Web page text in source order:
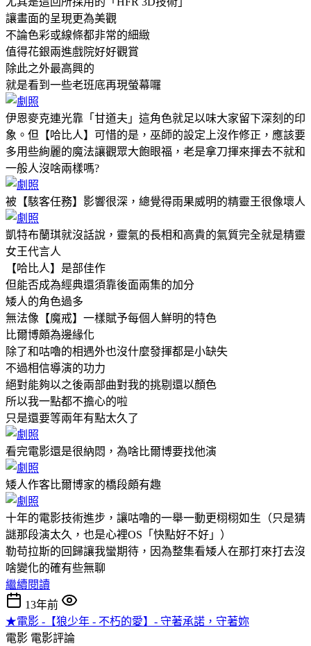
讓畫面的呈現更為美觀
不論色彩或線條都非常的細緻
值得花銀兩進戲院好好觀賞
除此之外最高興的
就是看到一些老班底再現螢幕囉
伊恩麥克連光靠「甘道夫」這角色就足以味大家留下深刻的印
象。但【哈比人】可惜的是，巫師的設定上沒作修正，應該要
多用些絢麗的魔法讓觀眾大飽眼福，老是拿刀揮來揮去不就和
一般人沒啥兩樣嗎?
被【駭客任務】影響很深，總覺得雨果威明的精靈王很像壞人
凱特布蘭琪就沒話說，靈氣的長相和高貴的氣質完全就是精靈
女王代言人
【哈比人】是部佳作
但能否成為經典還須靠後面兩集的加分
矮人的角色過多
無法像【魔戒】一樣賦予每個人鮮明的特色
比爾博頗為邊緣化
除了和咕嚕的相遇外也沒什麼發揮都是小缺失
不過相信導演的功力
絕對能夠以之後兩部曲對我的挑剔還以顏色
所以我一點都不擔心的啦
只是還要等兩年有點太久了
看完電影還是很納悶，為啥比爾博要找他演
矮人作客比爾博家的橋段頗有趣
十年的電影技術進步，讓咕嚕的一舉一動更栩栩如生（只是猜
謎那段演太久，也是心裡OS「快點好不好」）
勒苟拉斯的回歸讓我蠻期待，因為整集看矮人在那打來打去沒
啥變化的確有些無聊
繼續閱讀
13年前
★電影 -【狼少年 - 不朽的愛】- 守著承諾，守著妳
電影 電影評論